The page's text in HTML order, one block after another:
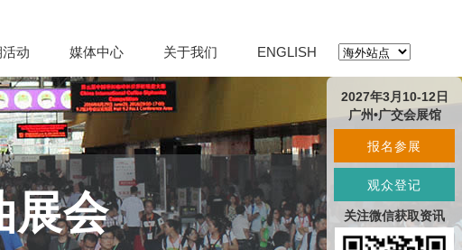
动 媒体中心 关于我们 ENGLISH
展会
2027年3月10-12日
广州•广交会展馆
报名参展
观众登记
关注微信获取资讯